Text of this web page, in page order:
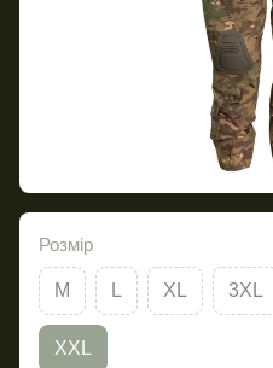
Розмір
M L XL 3XL
XXL